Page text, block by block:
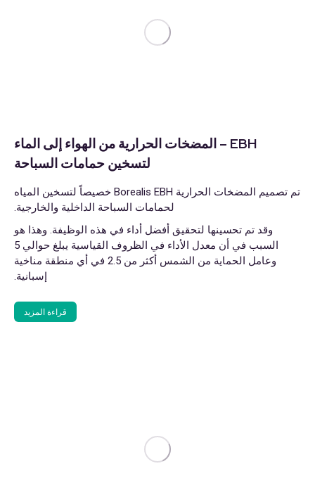
EBH – المضخات الحرارية من الهواء إلى الماء
لتسخين حمامات السباحة
تم تصميم المضخات الحرارية Borealis EBH خصيصاً لتسخين المياه
لحمامات السباحة الداخلية والخارجية.
وقد تم تحسينها لتحقيق أفضل أداء في هذه الوظيفة. وهذا هو
السبب في أن معدل الأداء في الظروف القياسية يبلغ حوالي 5
وعامل الحماية من الشمس أكثر من 2.5 في أي منطقة مناخية
إسبانية.
قراءة المزيد